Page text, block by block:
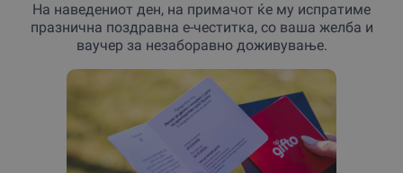
На наведениот ден, на примачот ќе му испратиме
празнична поздравна е-честитка, со ваша желба и
ваучер за незаборавно доживување.